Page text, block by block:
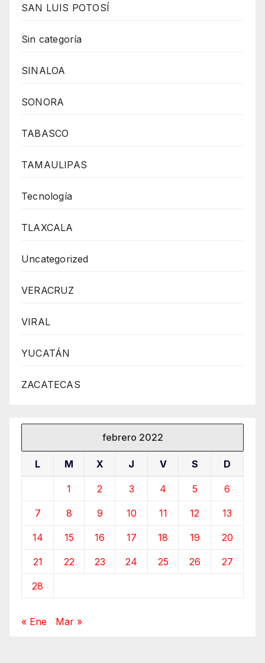
SAN LUIS POTOSÍ
Sin categoría
SINALOA
SONORA
TABASCO
TAMAULIPAS
Tecnología
TLAXCALA
Uncategorized
VERACRUZ
VIRAL
YUCATÁN
ZACATECAS
febrero 2022
L M X J V S D
1 2 3 4 5 6
7 8 9 10 11 12 13
14 15 16 17 18 19 20
21 22 23 24 25 26 27
28
« Ene Mar »